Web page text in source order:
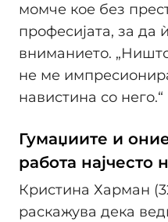
момче кое без
професијата, за да
вниманието.
не ме
навистина со него.“
Гумаџиите и
работа најчесто
Кристина Харман
раскажува дека